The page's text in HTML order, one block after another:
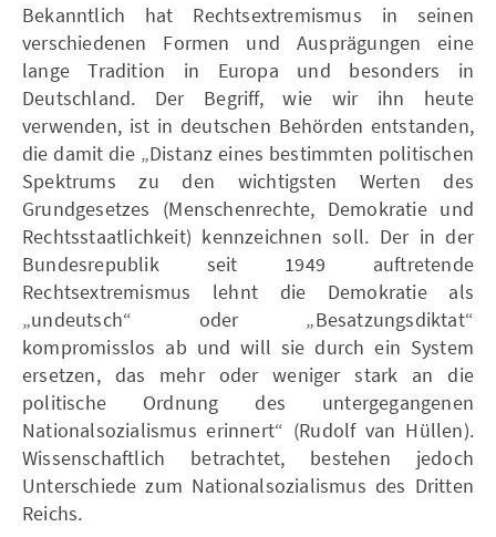
Bekanntlich hat Rechtsextremismus in seinen
verschiedenen Formen und Ausprägungen eine
lange Tradition in Europa und besonders in
Deutschland. Der Begriff, wie wir ihn heute
verwenden, ist in deutschen Behörden entstanden,
die damit die „Distanz eines bestimmten politischen
Spektrums zu den wichtigsten Werten des
Grundgesetzes (Menschenrechte, Demokratie und
Rechtsstaatlichkeit) kennzeichnen soll. Der in der
Bundesrepublik seit 1949 auftretende
Rechtsextremismus lehnt die Demokratie als
„undeutsch“ oder „Besatzungsdiktat“
kompromisslos ab und will sie durch ein System
ersetzen, das mehr oder weniger stark an die
politische Ordnung des untergegangenen
Nationalsozialismus erinnert“ (Rudolf van Hüllen).
Wissenschaftlich betrachtet, bestehen jedoch
Unterschiede zum Nationalsozialismus des Dritten
Reichs.